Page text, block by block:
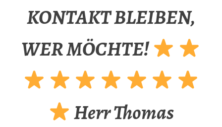
KONTAKT BLEIBEN,
WER MÖCHTE!
Herr Thomas